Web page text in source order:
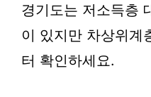
경기도는 저소득층
이 있지만 차상위계
터 확인하세요.